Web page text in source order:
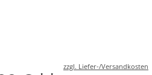
zzgl. Liefer-/Versandkosten